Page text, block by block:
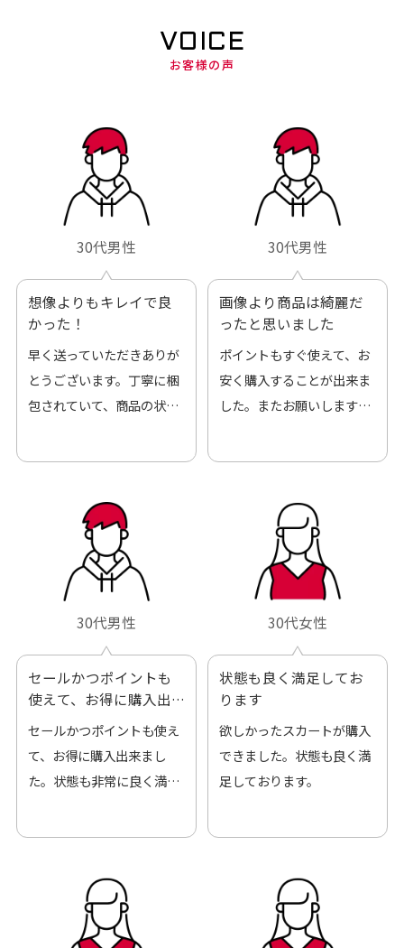
VOICE
お客様の声
30代男性
想像よりもキレイで良
かった！
早く送っていただきありが
とうございます。丁寧に梱
包されていて、商品の状態
30代男性
画像より商品は綺麗だ
ったと思いました
ポイントもすぐ使えて、お
安く購入することが出来ま
した。またお願いします、
30代男性
セールかつポイントも
使えて、お得に購入出
来ました
セールかつポイントも使え
て、お得に購入出来まし
た。状態も非常に良く満足
30代女性
状態も良く満足してお
ります
欲しかったスカートが購入
できました。状態も良く満
足しております。